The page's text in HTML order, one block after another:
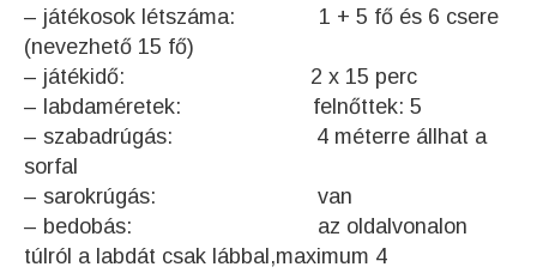
– játékosok létszáma: 1 + 5 fő és 6 csere
(nevezhető 15 fő)
– játékidő: 2 x 15 perc
– labdaméretek: felnőttek: 5
– szabadrúgás: 4 méterre állhat a
sorfal
– sarokrúgás: van
– bedobás: az oldalvonalon
túlról a labdát csak lábbal,maximum 4